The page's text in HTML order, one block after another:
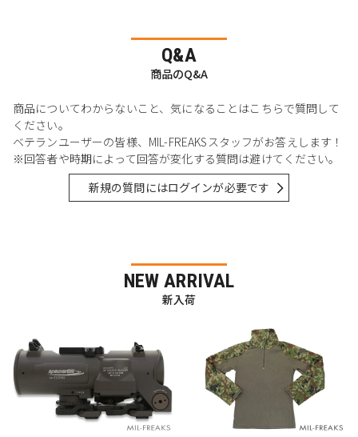
Q&A
商品のQ&A
商品についてわからないこと、気になることはこちらで質問して
ください。
ベテランユーザーの皆様、MIL-FREAKSスタッフがお答えします！
※回答者や時期によって回答が変化する質問は避けてください。
新規の質問にはログインが必要です
NEW ARRIVAL
新入荷